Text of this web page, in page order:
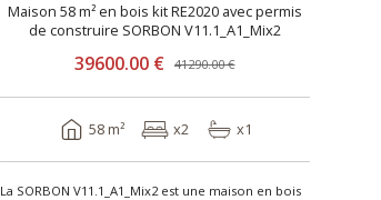
Maison 58 m² en bois kit RE2020 avec permis
de construire SORBON V11.1_A1_Mix2
39600.00 € 41290.00 €
58 m² x2 x1
La SORBON V11.1_A1_Mix2 est une maison en bois